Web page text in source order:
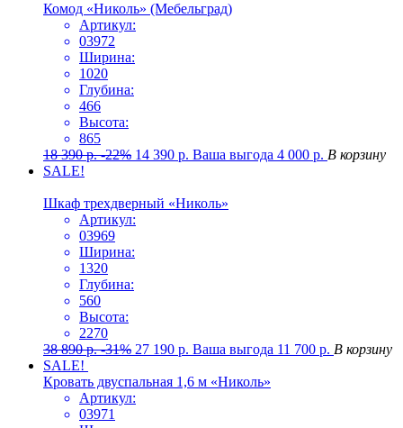
Комод «Николь» (Мебельград)
Артикул:
03972
Ширина:
1020
Глубина:
466
Высота:
865
18 390р. -22% 14 390 р. Ваша выгода 4 000 р. В корзину
SALE!
Шкаф трехдверный «Николь»
Артикул:
03969
Ширина:
1320
Глубина:
560
Высота:
2270
38 890р. -31% 27 190 р. Ваша выгода 11 700 р. В корзину
SALE!
Кровать двуспальная 1,6 м «Николь»
Артикул:
03971